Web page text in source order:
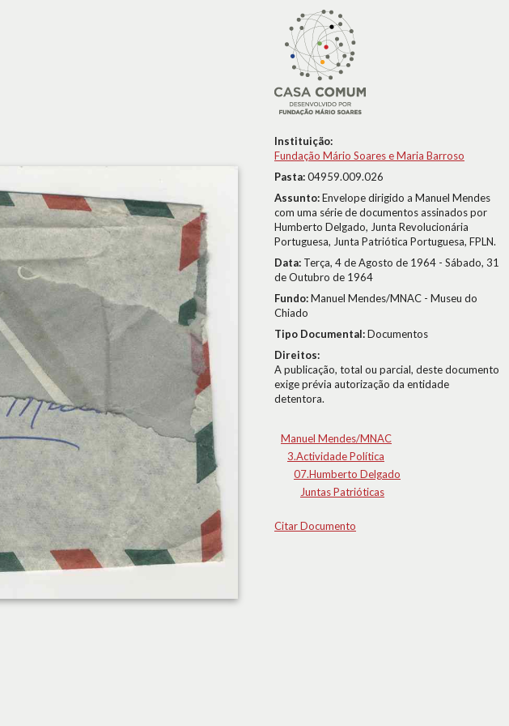
Instituição:
Fundação Mário Soares e Maria Barroso
Pasta:04959.009.026
Assunto:Envelope dirigido a Manuel Mendes
com uma série de documentos assinados por
Humberto Delgado, Junta Revolucionária
Portuguesa, Junta Patriótica Portuguesa, FPLN.
Data: Terça, 4 de Agosto de 1964 - Sábado, 31
de Outubro de 1964
Fundo:Manuel Mendes/MNAC - Museu do
Chiado
Tipo Documental:Documentos
Direitos:
A publicação, total ou parcial, deste documento
exige prévia autorização da entidade
detentora.
Manuel Mendes/MNAC
3.Actividade Política
07.Humberto Delgado
Juntas Patrióticas
Citar Documento